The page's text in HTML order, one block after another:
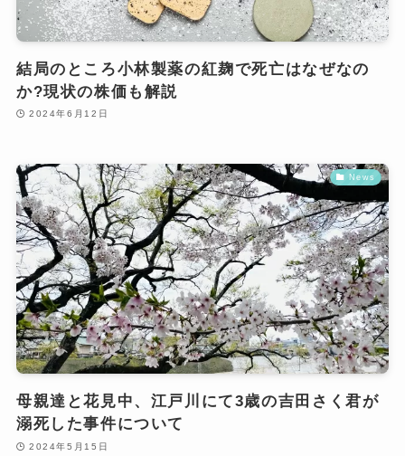
結局のところ小林製薬の紅麹で死亡はなぜなの
か?現状の株価も解説
2024年6月12日
News
母親達と花見中、江戸川にて3歳の吉田さく君が
溺死した事件について
2024年5月15日